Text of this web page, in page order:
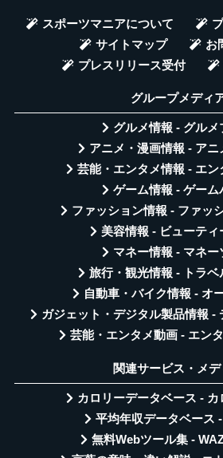
スポーツマニアについて
サイトマップ
お
プレスリリース受付
グループメディ
グルメ情報 - グルメ
アニメ・漫画情報 - アニ
芸能・エンタメ情報 - エン
ゲーム情報 - ゲーム
ファッション情報 - ファッ
美容情報 - ビューティ
マネー情報 - マネー
旅行・観光情報 - トラベ
自動車・バイク情報 - オ
ガジェット・デジタル製品情報 -
芸能・エンタメ動画 - エン
関連サービス・メ
カロリーデータベース -
平均年収データベース
無料Webツール集 -